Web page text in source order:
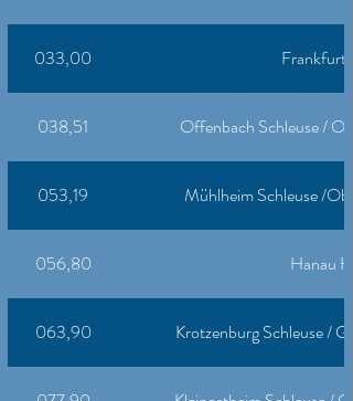
033,00 Frankfurt
038,51 Offenbach Schleuse /
053,19 Mühlheim Schleuse /
056,80 Hanau
063,90 Krotzenburg Schleuse /